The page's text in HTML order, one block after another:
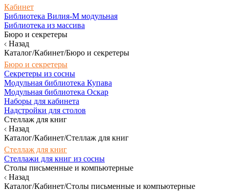
Кабинет
Библиотека Вилия-М модульная
Библиотека из массива
Бюро и секретеры
Назад
Каталог/Кабинет/Бюро и секретеры
Бюро и секретеры
Секретеры из сосны
Модульная библиотека Купава
Модульная библиотека Оскар
Наборы для кабинета
Надстройки для столов
Стеллаж для книг
Назад
Каталог/Кабинет/Стеллаж для книг
Стеллаж для книг
Стеллажи для книг из сосны
Столы письменные и компьютерные
Назад
Каталог/Кабинет/Столы письменные и компьютерные